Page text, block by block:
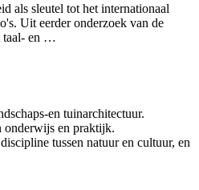
als sleutel tot het internationaal
Uit eerder onderzoek van de
taal- en …
en tuinarchitectuur.
onderwijs en praktijk.
tussen natuur en cultuur, en